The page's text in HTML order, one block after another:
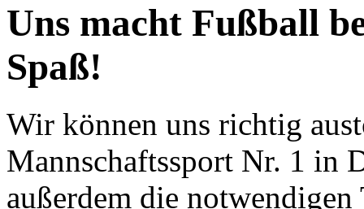
Uns macht Fußball
Spaß!
Wir können uns richtig
Mannschaftssport Nr. 1 in
außerdem die